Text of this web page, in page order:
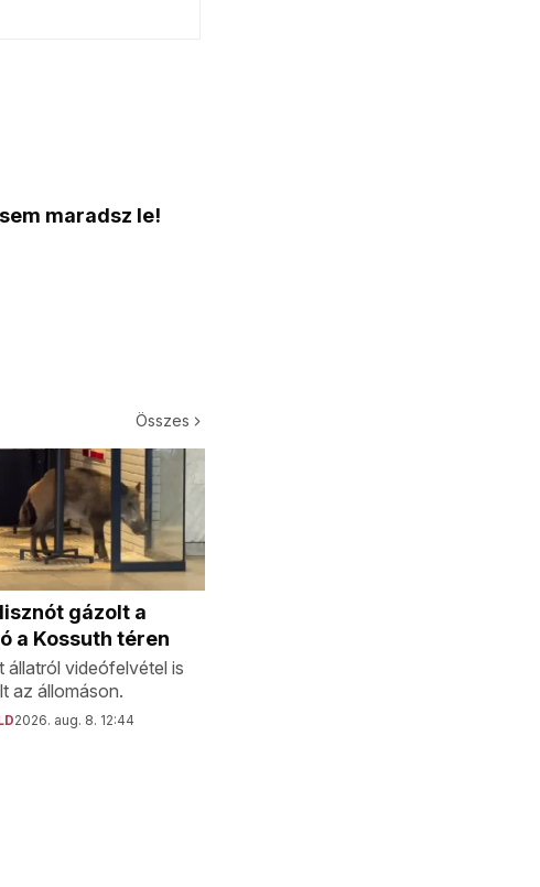
maradsz le!
Összes
gázolt a
a Kossuth téren
állatról videófelvétel is
az állomáson.
2026. aug. 8. 12:44